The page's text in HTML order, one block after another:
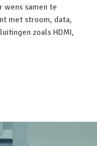
wens samen te
met stroom, data,
zoals HDMI,